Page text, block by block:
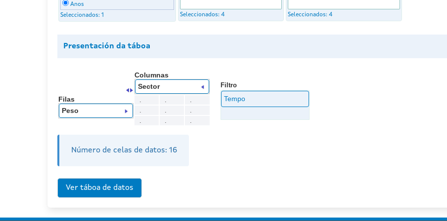
Anos
Seleccionados: 1 Seleccionados: 4 Seleccionados: 4
Presentación da táboa
Columnas
Sector
Filas
Peso
. .
.
.
.
.
.
. .
Filtro
Tempo
Número de celas de datos: 16